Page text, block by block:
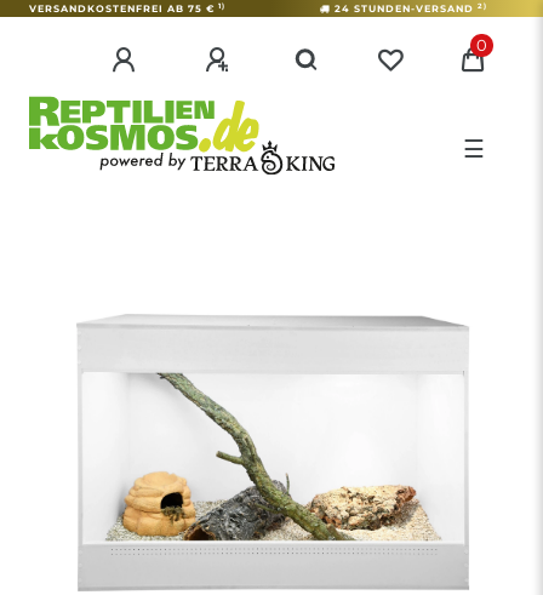
VERSANDKOSTENFREI AB 75 € 1) 24 STUNDEN-VERSAND 2)
0
☰